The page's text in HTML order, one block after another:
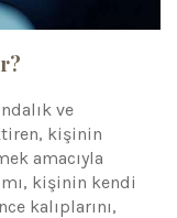
ve
kişinin
amacıyla
kişinin kendi
kalıplarını,